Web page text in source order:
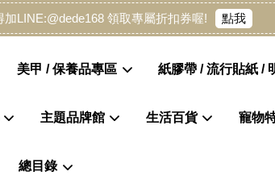
LINE:@dede168 領取專屬折扣券喔! 點我
美甲 / 保養品專區 紙膠帶 / 流行貼紙 /
主題品牌館 生活百貨 寵物
總目錄